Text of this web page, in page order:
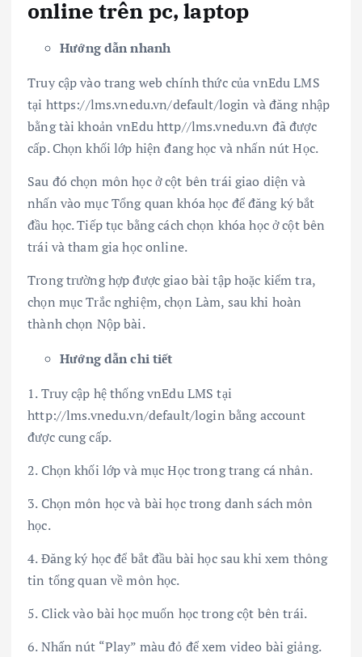
online trên pc, laptop
Hướng dẫn nhanh
Truy cập vào trang web chính thức của vnEdu LMS
tại https://lms.vnedu.vn/default/login và đăng nhập
bằng tài khoản vnEdu http//lms.vnedu.vn đã được
cấp. Chọn khối lớp hiện đang học và nhấn nút Học.
Sau đó chọn môn học ở cột bên trái giao diện và
nhấn vào mục Tổng quan khóa học để đăng ký bắt
đầu học. Tiếp tục bằng cách chọn khóa học ở cột bên
trái và tham gia học online.
Trong trường hợp được giao bài tập hoặc kiểm tra,
chọn mục Trắc nghiệm, chọn Làm, sau khi hoàn
thành chọn Nộp bài.
Hướng dẫn chi tiết
1. Truy cập hệ thống vnEdu LMS tại
http://lms.vnedu.vn/default/login bằng account
được cung cấp.
2. Chọn khối lớp và mục Học trong trang cá nhân.
3. Chọn môn học và bài học trong danh sách môn
học.
4. Đăng ký học để bắt đầu bài học sau khi xem thông
tin tổng quan về môn học.
5. Click vào bài học muốn học trong cột bên trái.
6. Nhấn nút “Play” màu đỏ để xem video bài giảng.